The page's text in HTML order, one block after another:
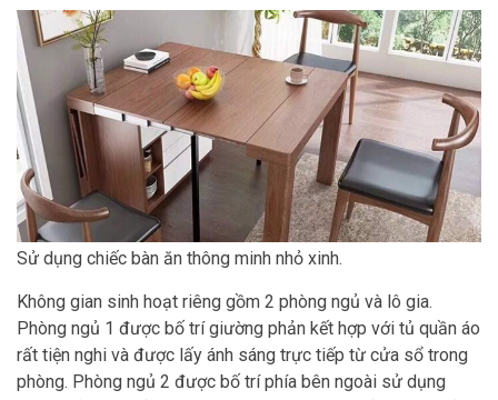
Sử dụng chiếc bàn ăn thông minh nhỏ xinh.
Không gian sinh hoạt riêng gồm 2 phòng ngủ và lô gia.
Phòng ngủ 1 được bố trí giường phản kết hợp với tủ quần áo
rất tiện nghi và được lấy ánh sáng trực tiếp từ cửa sổ trong
phòng. Phòng ngủ 2 được bố trí phía bên ngoài sử dụng